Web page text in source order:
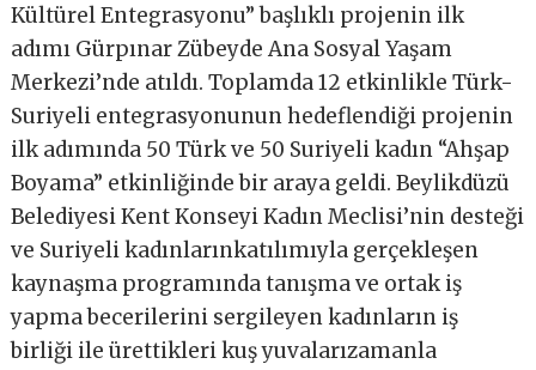
Kültürel Entegrasyonu” başlıklı projenin ilk
adımı Gürpınar Zübeyde Ana Sosyal Yaşam
Merkezi’nde atıldı. Toplamda 12 etkinlikle Türk-
Suriyeli entegrasyonunun hedeflendiği projenin
ilk adımında 50 Türk ve 50 Suriyeli kadın “Ahşap
Boyama” etkinliğinde bir araya geldi. Beylikdüzü
Belediyesi Kent Konseyi Kadın Meclisi’nin desteği
ve Suriyeli kadınlarınkatılımıyla gerçekleşen
kaynaşma programında tanışma ve ortak iş
yapma becerilerini sergileyen kadınların iş
birliği ile ürettikleri kuş yuvalarızamanla